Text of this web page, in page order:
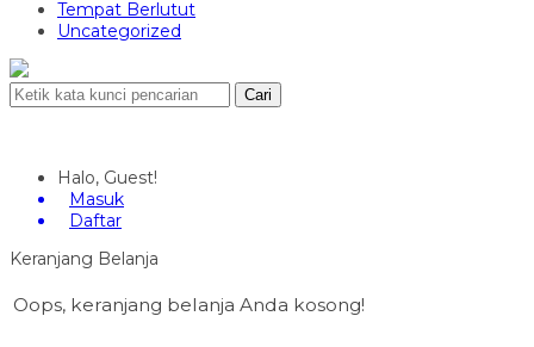
Tempat Berlutut
Uncategorized
Cari
Halo, Guest!
Masuk
Daftar
Keranjang Belanja
Oops, keranjang belanja Anda kosong!